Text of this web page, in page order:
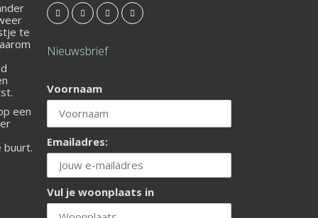
te
een
buurt.
Nieuwsbrief
Voornaam
Emailadres:
Vul je woonplaats in